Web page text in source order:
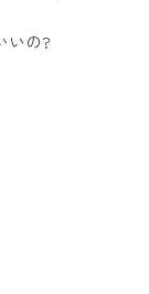
いの?